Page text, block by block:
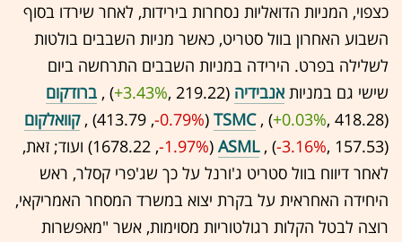
כצפוי, המניות הדואליות נסחרות בירידות, לאחר שירדו בסוף
השבוע האחרון בוול סטריט, כאשר מניות השבבים בולטות
לשלילה בפרט. הירידה במניות השבבים התרחשה ביום
שישי גם במניותאנבידיה (219.22 ,‎
+3.43%
‏) , ברודקום
(418.28 ,‎
+0.03%
‏) ,
TSMC
(413.79 ,‎
-0.79%
‏) ,קוואלקום
(157.53 ,‎
-3.16%
‏) ,
ASML
(1678.22 ,‎
-1.97%
‏) ועוד; זאת,
לאחר דיווח בוול סטריט ג'ורנל על כך שג'פרי קסלר, ראש
היחידה האחראית על בקרת יצוא במשרד המסחר האמריקאי,
רוצה לבטל הקלות רגולטוריות מסוימות, אשר "מאפשרות